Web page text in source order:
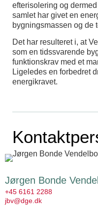
efterisolering og
samlet har givet en
bygningsmassen og de
Det har resulteret i, at
som en tidssvarende
funktionskrav med et
Ligeledes en forbedret
energikravet.
Jørgen Bonde
+45 6161 2288
jbv@dge.dk